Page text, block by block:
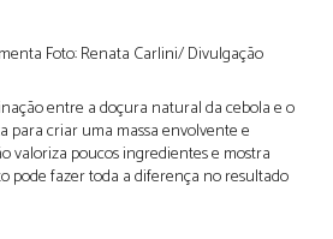
Foto:Renata Carlini/ Divulgação
entre a doçura natural da cebola e o
para criar uma massa envolvente e
valoriza poucos ingredientes e mostra
pode fazer toda a diferença no resultado